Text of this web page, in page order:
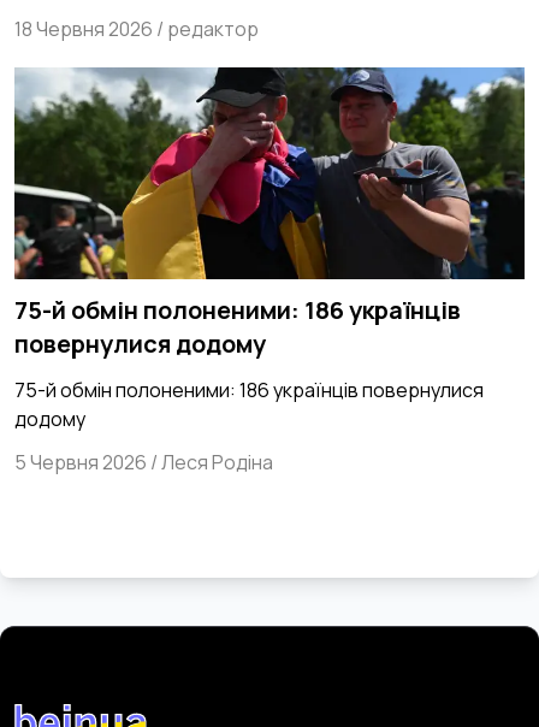
18 Червня 2026 / редактор
75-й обмін полоненими: 186 українців
повернулися додому
75-й обмін полоненими: 186 українців повернулися
додому
5 Червня 2026 /Леся Родіна